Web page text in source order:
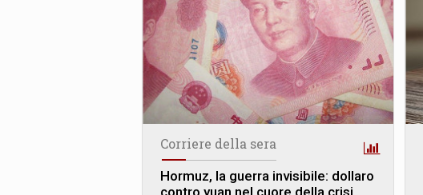
Corriere della sera
Hormuz, la guerra invisibile: dollaro